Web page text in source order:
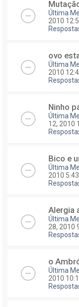
Última
2010
ovo
Última
2010
Ninho
Última
12, 2010
Bico e
Última
2010
Alergia
Última
28, 2010
o
Última
2010